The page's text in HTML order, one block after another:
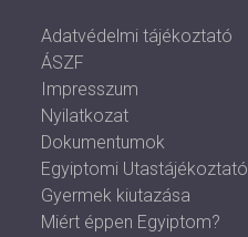
Adatvédelmi tájékoztató
ÁSZF
Impresszum
Nyilatkozat
Dokumentumok
Egyiptomi Utastájékoztató
Gyermek kiutazása
Miért éppen Egyiptom?